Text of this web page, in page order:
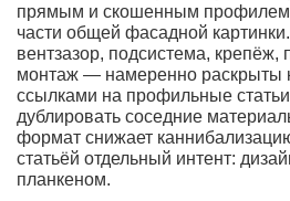
прямым и скошенным профилем,
части общей фасадной
вентзазор, подсистема, крепёж,
монтаж — намеренно раскрыты
ссылками на профильные
дублировать соседние
формат снижает
статьёй отдельный интент:
планкеном.